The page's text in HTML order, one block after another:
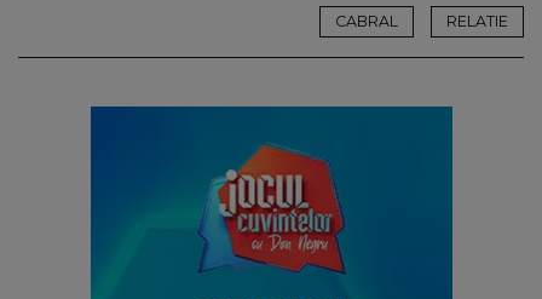
CABRAL RELATIE